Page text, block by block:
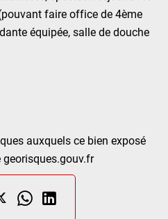
faire office de 4ème
équipée, salle de douche
auxquels ce bien exposé